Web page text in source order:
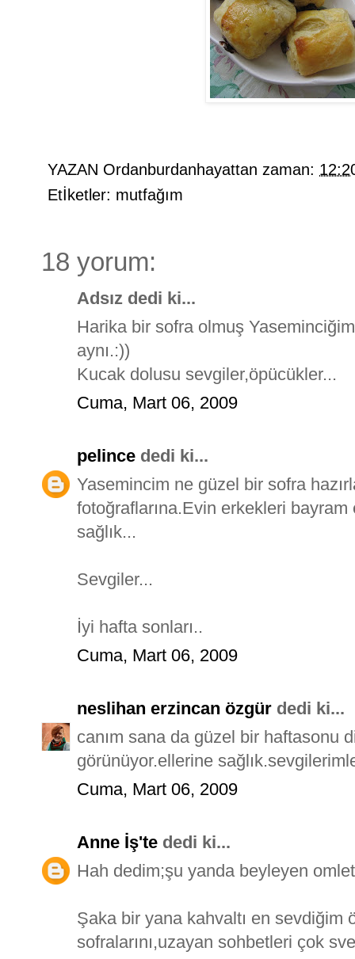
YAZAN Ordanburdanhayattan zaman:
Etİketler: mutfağım
18 yorum:
Adsız dedi ki...
Harika bir sofra olmuş
aynı.:))
Kucak dolusu sevgiler,öpücükler...
Cuma, Mart 06, 2009
pelince dedi ki...
Yasemincim ne güzel bir sofra
fotoğraflarına.Evin erkekleri
sağlık...
Sevgiler...
İyi hafta sonları..
Cuma, Mart 06, 2009
neslihan erzincan özgür dedi ki...
canım sana da güzel bir haftasonu
görünüyor.ellerine
Cuma, Mart 06, 2009
Anne İş'te dedi ki...
Hah dedim;şu yanda beyleyen
Şaka bir yana kahvaltı en sevdiğim
sofralarını,uzayan sohbetleri çok